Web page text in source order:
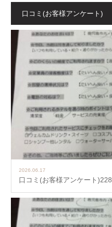
口コミ(お客様アンケート)
2026.06.17
口コミ(お客様アンケート)228